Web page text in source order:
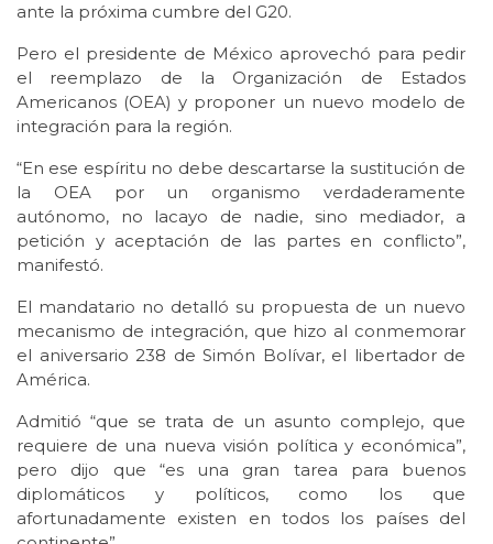
ante la próxima cumbre del G20.
Pero el presidente de México aprovechó para pedir
el reemplazo de la Organización de Estados
Americanos (OEA) y proponer un nuevo modelo de
integración para la región.
“En ese espíritu no debe descartarse la sustitución de
la OEA por un organismo verdaderamente
autónomo, no lacayo de nadie, sino mediador, a
petición y aceptación de las partes en conflicto”,
manifestó.
El mandatario no detalló su propuesta de un nuevo
mecanismo de integración, que hizo al conmemorar
el aniversario 238 de Simón Bolívar, el libertador de
América.
Admitió “que se trata de un asunto complejo, que
requiere de una nueva visión política y económica”,
pero dijo que “es una gran tarea para buenos
diplomáticos y políticos, como los que
afortunadamente existen en todos los países del